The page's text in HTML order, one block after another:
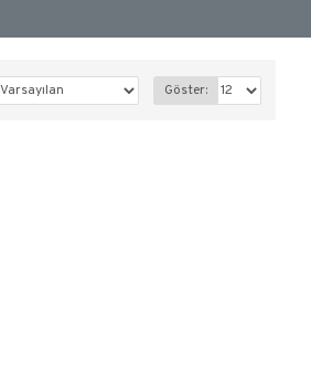
Göster: